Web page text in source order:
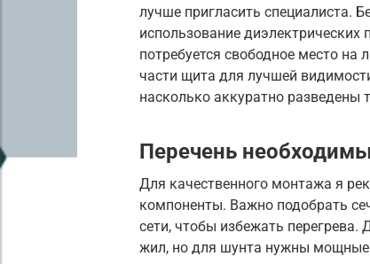
лучше пригласить специалиста.
использование диэлектрических
потребуется свободное место на
части щита для лучшей
насколько аккуратно разведены
Перечень
Для качественного монтажа я
компоненты. Важно подобрать
сети, чтобы избежать
жил, но для шунта нужны мощные